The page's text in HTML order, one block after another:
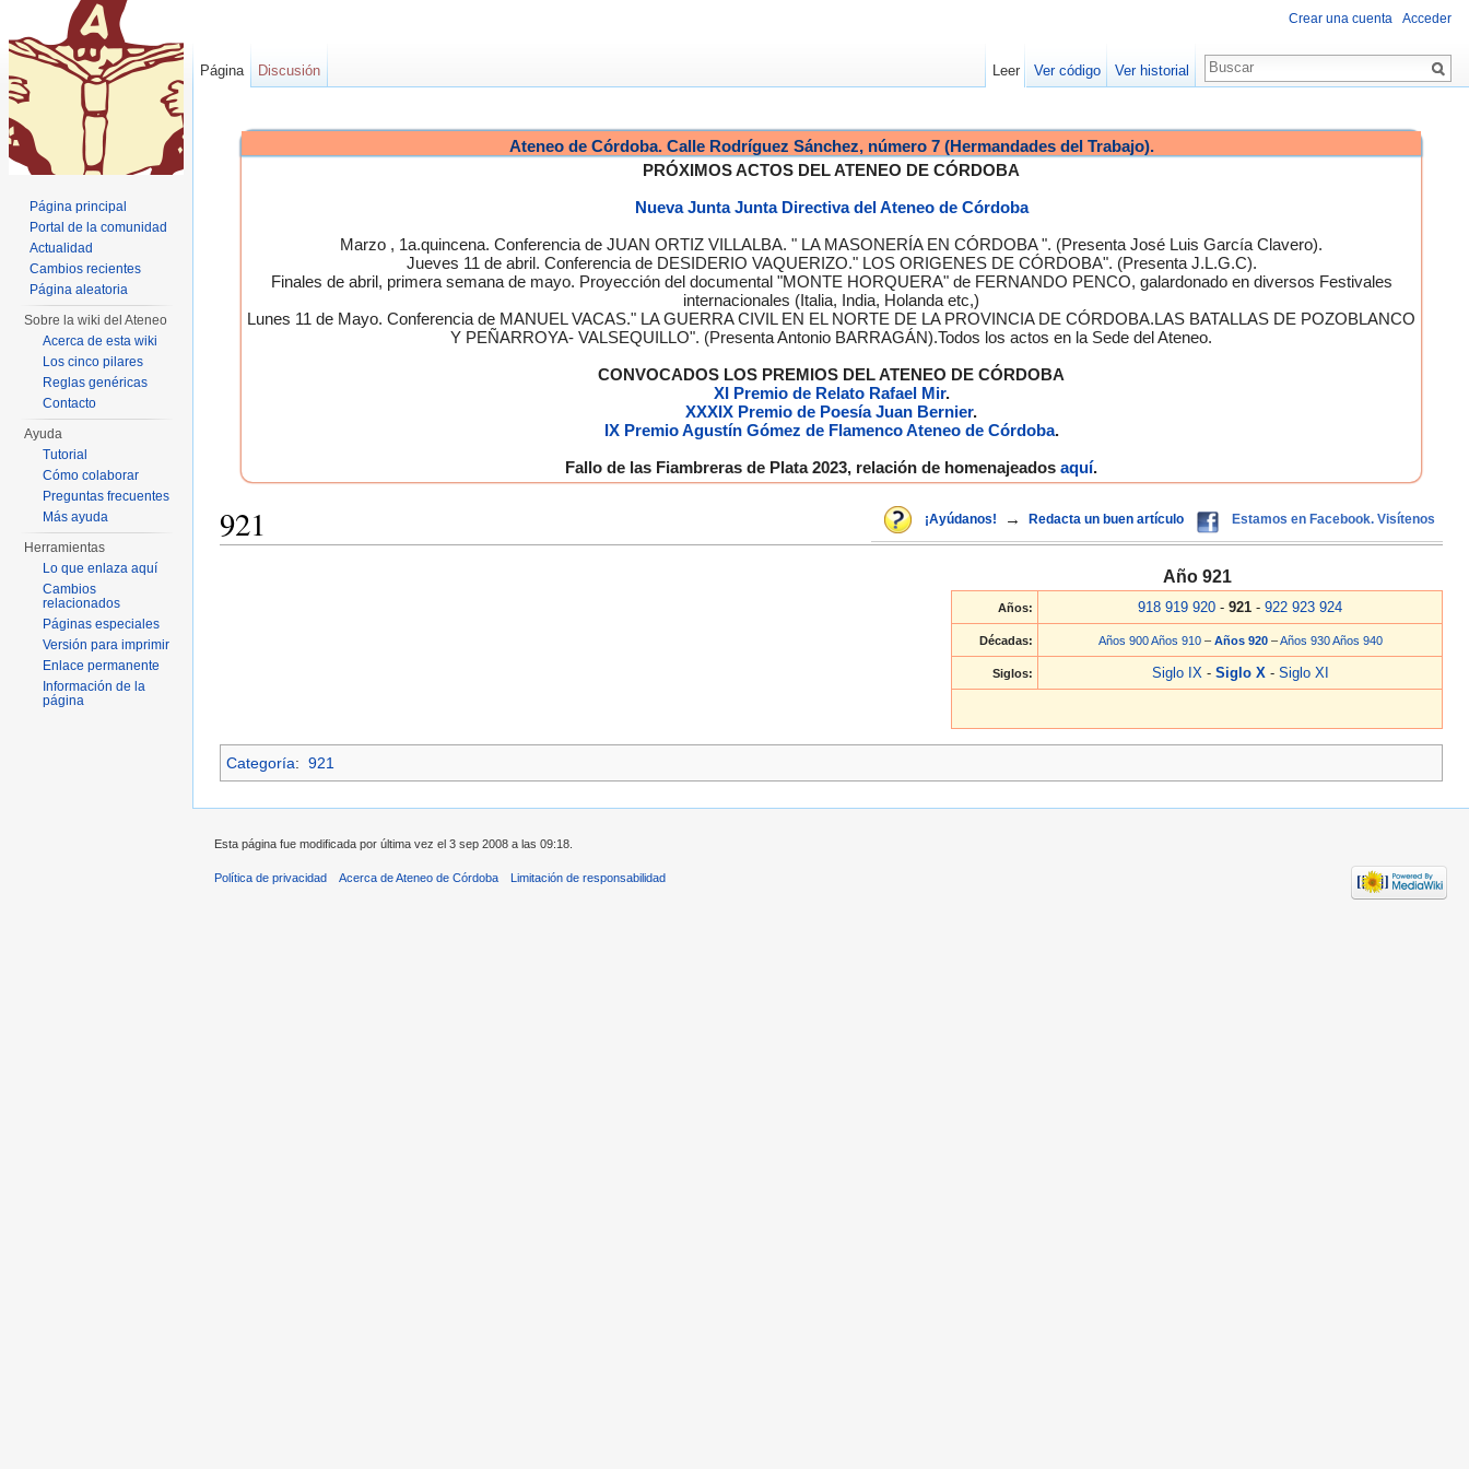
Ateneo de Córdoba. Calle Rodríguez Sánchez, número 7 (Hermandades del Trabajo).
PRÓXIMOS ACTOS DEL ATENEO DE CÓRDOBA
Nueva Junta Junta Directiva del Ateneo de Córdoba
Marzo , 1a.quincena. Conferencia de JUAN ORTIZ VILLALBA. " LA MASONERÍA EN CÓRDOBA ". (Presenta José Luis García Clavero).
Jueves 11 de abril. Conferencia de DESIDERIO VAQUERIZO." LOS ORIGENES DE CÓRDOBA". (Presenta J.L.G.C).
Finales de abril, primera semana de mayo. Proyección del documental "MONTE HORQUERA" de FERNANDO PENCO, galardonado en diversos Festivales
internacionales (Italia, India, Holanda etc,)
Lunes 11 de Mayo. Conferencia de MANUEL VACAS." LA GUERRA CIVIL EN EL NORTE DE LA PROVINCIA DE CÓRDOBA.LAS BATALLAS DE POZOBLANCO
Y PEÑARROYA- VALSEQUILLO". (Presenta Antonio BARRAGÁN).Todos los actos en la Sede del Ateneo.
CONVOCADOS LOS PREMIOS DEL ATENEO DE CÓRDOBA
XI Premio de Relato Rafael Mir.
XXXIX Premio de Poesía Juan Bernier.
IX Premio Agustín Gómez de Flamenco Ateneo de Córdoba.
Fallo de las Fiambreras de Plata 2023, relación de homenajeados aquí.
¡Ayúdanos! → Redacta un buen artículo Estamos en Facebook. Visítenos
921
Año 921
Años: 918 919 920 - 921 - 922 923 924
Décadas: Años 900 Años 910– Años 920 –Años 930 Años 940
Siglos: Siglo IX- Siglo X - Siglo XI
Categoría: 921
Crear una cuenta Acceder
Página Discusión Leer Ver código Ver historial
Página principal
Portal de la comunidad
Actualidad
Cambios recientes
Página aleatoria
Sobre la wiki del Ateneo
Acerca de esta wiki
Los cinco pilares
Reglas genéricas
Contacto
Ayuda
Tutorial
Cómo colaborar
Preguntas frecuentes
Más ayuda
Herramientas
Lo que enlaza aquí
Cambios
relacionados
Páginas especiales
Versión para imprimir
Enlace permanente
Información de la
página
Esta página fue modificada por última vez el 3 sep 2008 a las 09:18.
Política de privacidad Acerca de Ateneo de Córdoba Limitación de responsabilidad